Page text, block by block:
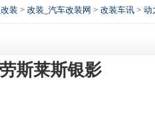
装 > 改装_汽车改装网 > 改装车讯 > 动
斯莱斯银影